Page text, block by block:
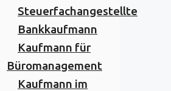
Steuerfachangestellte
Bankkaufmann
Kaufmann für
Büromanagement
Kaufmann im